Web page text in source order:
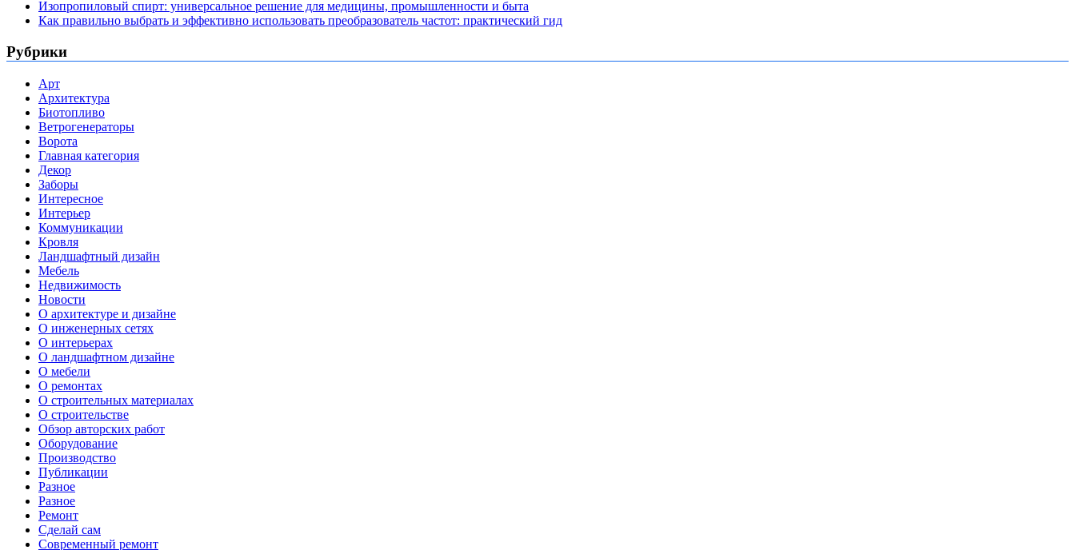
Изопропиловый спирт: универсальное решение для медицины, промышленности и быта
Как правильно выбрать и эффективно использовать преобразователь частот: практический гид
Рубрики
Арт
Архитектура
Биотопливо
Ветрогенераторы
Ворота
Главная категория
Декор
Заборы
Интересное
Интерьер
Коммуникации
Кровля
Ландшафтный дизайн
Мебель
Недвижимость
Новости
О архитектуре и дизайне
О инженерных сетях
О интерьерах
О ландшафтном дизайне
О мебели
О ремонтах
О строительных материалах
О строительстве
Обзор авторских работ
Оборудование
Производство
Публикации
Разное
Разное
Ремонт
Сделай сам
Современный ремонт